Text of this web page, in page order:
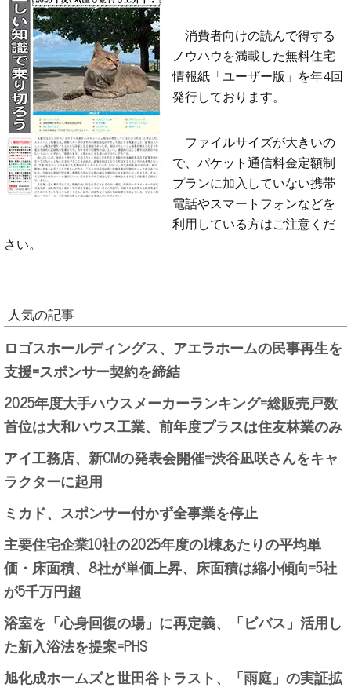
消費者向けの読んで得する
ノウハウを満載した無料住宅
情報紙「ユーザー版」を年4回
発行しております。
ファイルサイズが大きいの
で、パケット通信料金定額制
プランに加入していない携帯
電話やスマートフォンなどを
利用している方はご注意くだ
さい。
人気の記事
ロゴスホールディングス、アエラホームの民事再生を
支援=スポンサー契約を締結
2025年度大手ハウスメーカーランキング=総販売戸数
首位は大和ハウス工業、前年度プラスは住友林業のみ
アイ工務店、新CMの発表会開催=渋谷凪咲さんをキャ
ラクターに起用
ミカド、スポンサー付かず全事業を停止
主要住宅企業10社の2025年度の1棟あたりの平均単
価・床面積、8社が単価上昇、床面積は縮小傾向=5社
が5千万円超
浴室を「心身回復の場」に再定義、「ビバス」活用し
た新入浴法を提案=PHS
旭化成ホームズと世田谷トラスト、「雨庭」の実証拡